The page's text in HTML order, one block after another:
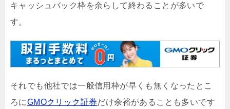
キャッシュバック枠を余らして終わることが多いで
す。
それでも他社では一般信用枠が早くも無くなったとこ
ろにGMOクリック証券だけ余裕があることも多いです